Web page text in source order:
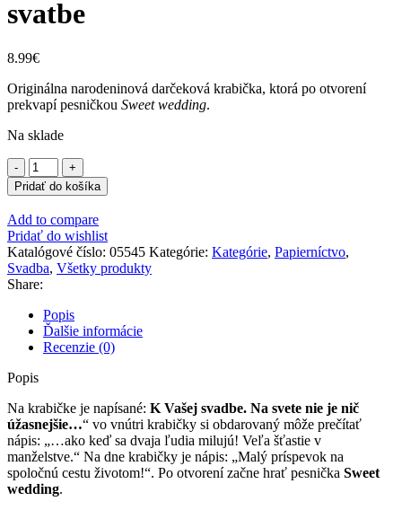
svatbe
8.99€
Originálna narodeninová darčeková krabička, ktorá po otvorení
prekvapí pesničkou Sweet wedding.
Na sklade
množstvo
Albi
Hracia
krabička
-
K
vašej
svatbe
Pridať do košíka
Add to compare
Pridať do wishlist
Katalógové číslo: 05545 Kategórie: Kategórie, Papierníctvo,
Svadba, Všetky produkty
Share:
Popis
Ďalšie informácie
Recenzie (0)
Popis
Na krabičke je napísané: K Vašej svadbe. Na svete nie je nič
úžasnejšie…“ vo vnútri krabičky si obdarovaný môže prečítať
nápis: „…ako keď sa dvaja ľudia milujú! Veľa šťastie v
manželstve.“ Na dne krabičky je nápis: „Malý príspevok na
spoločnú cestu životom!“. Po otvorení začne hrať pesnička Sweet
wedding.